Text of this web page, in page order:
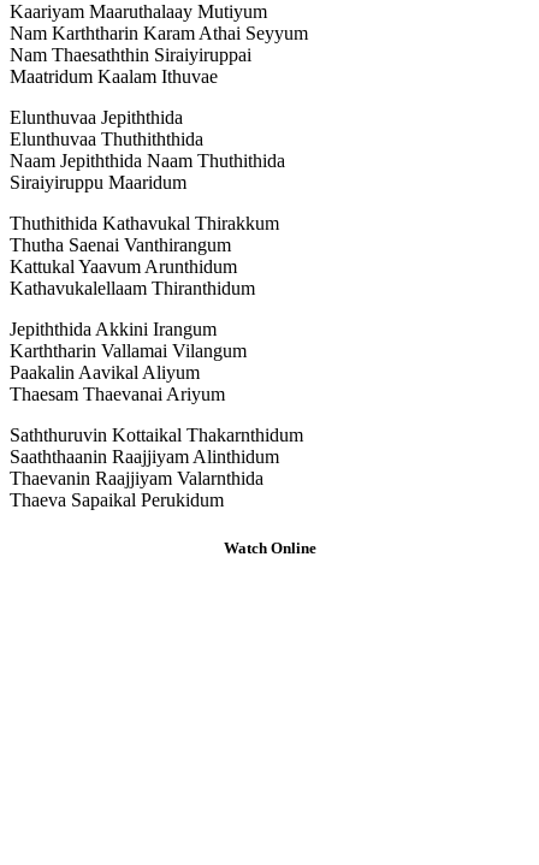
Kaariyam Maaruthalaay Mutiyum
Nam Karththarin Karam Athai Seyyum
Nam Thaesaththin Siraiyiruppai
Maatridum Kaalam Ithuvae
Elunthuvaa Jepiththida
Elunthuvaa Thuthiththida
Naam Jepiththida Naam Thuthithida
Siraiyiruppu Maaridum
Thuthithida Kathavukal Thirakkum
Thutha Saenai Vanthirangum
Kattukal Yaavum Arunthidum
Kathavukalellaam Thiranthidum
Jepiththida Akkini Irangum
Karththarin Vallamai Vilangum
Paakalin Aavikal Aliyum
Thaesam Thaevanai Ariyum
Saththuruvin Kottaikal Thakarnthidum
Saaththaanin Raajjiyam Alinthidum
Thaevanin Raajjiyam Valarnthida
Thaeva Sapaikal Perukidum
Watch Online